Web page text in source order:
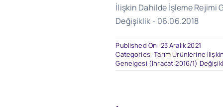
İlişkin Dahilde İşleme Rejimi
Değişiklik - 06.06.2018
Published On: 23 Aralık 2021
Categories:Tarım Ürünlerine
Genelgesi (İhracat:2016/1)